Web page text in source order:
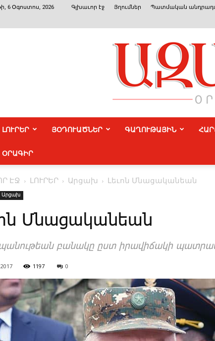
6 Օգոստոս, 2026 Գլխաւոր էջ Յղումներ Պատմական
ԼՈՒՐԵՐ ՅՕԴՈՒԱԾՆԵՐ ԳԱՂՈՒԹԱՅԻՆ
ՕՐԱԳԻՐ
ԷՋ ԼՈՒՐԵՐ Արցախ Լե­ւոն Մ­նա­ցա­կա­նեան
Արցախ
Մ­նա­ցա­կա­նեան
բա­նա­կը ըստ ի­րա­վի­ճա­կի պատ­րաստ
1197 0